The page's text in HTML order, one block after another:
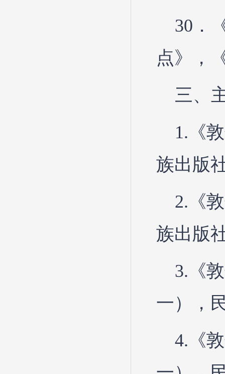
30．
点》，
三、
1.《
族出版
2.《
族出版
3.《
一），
4.《